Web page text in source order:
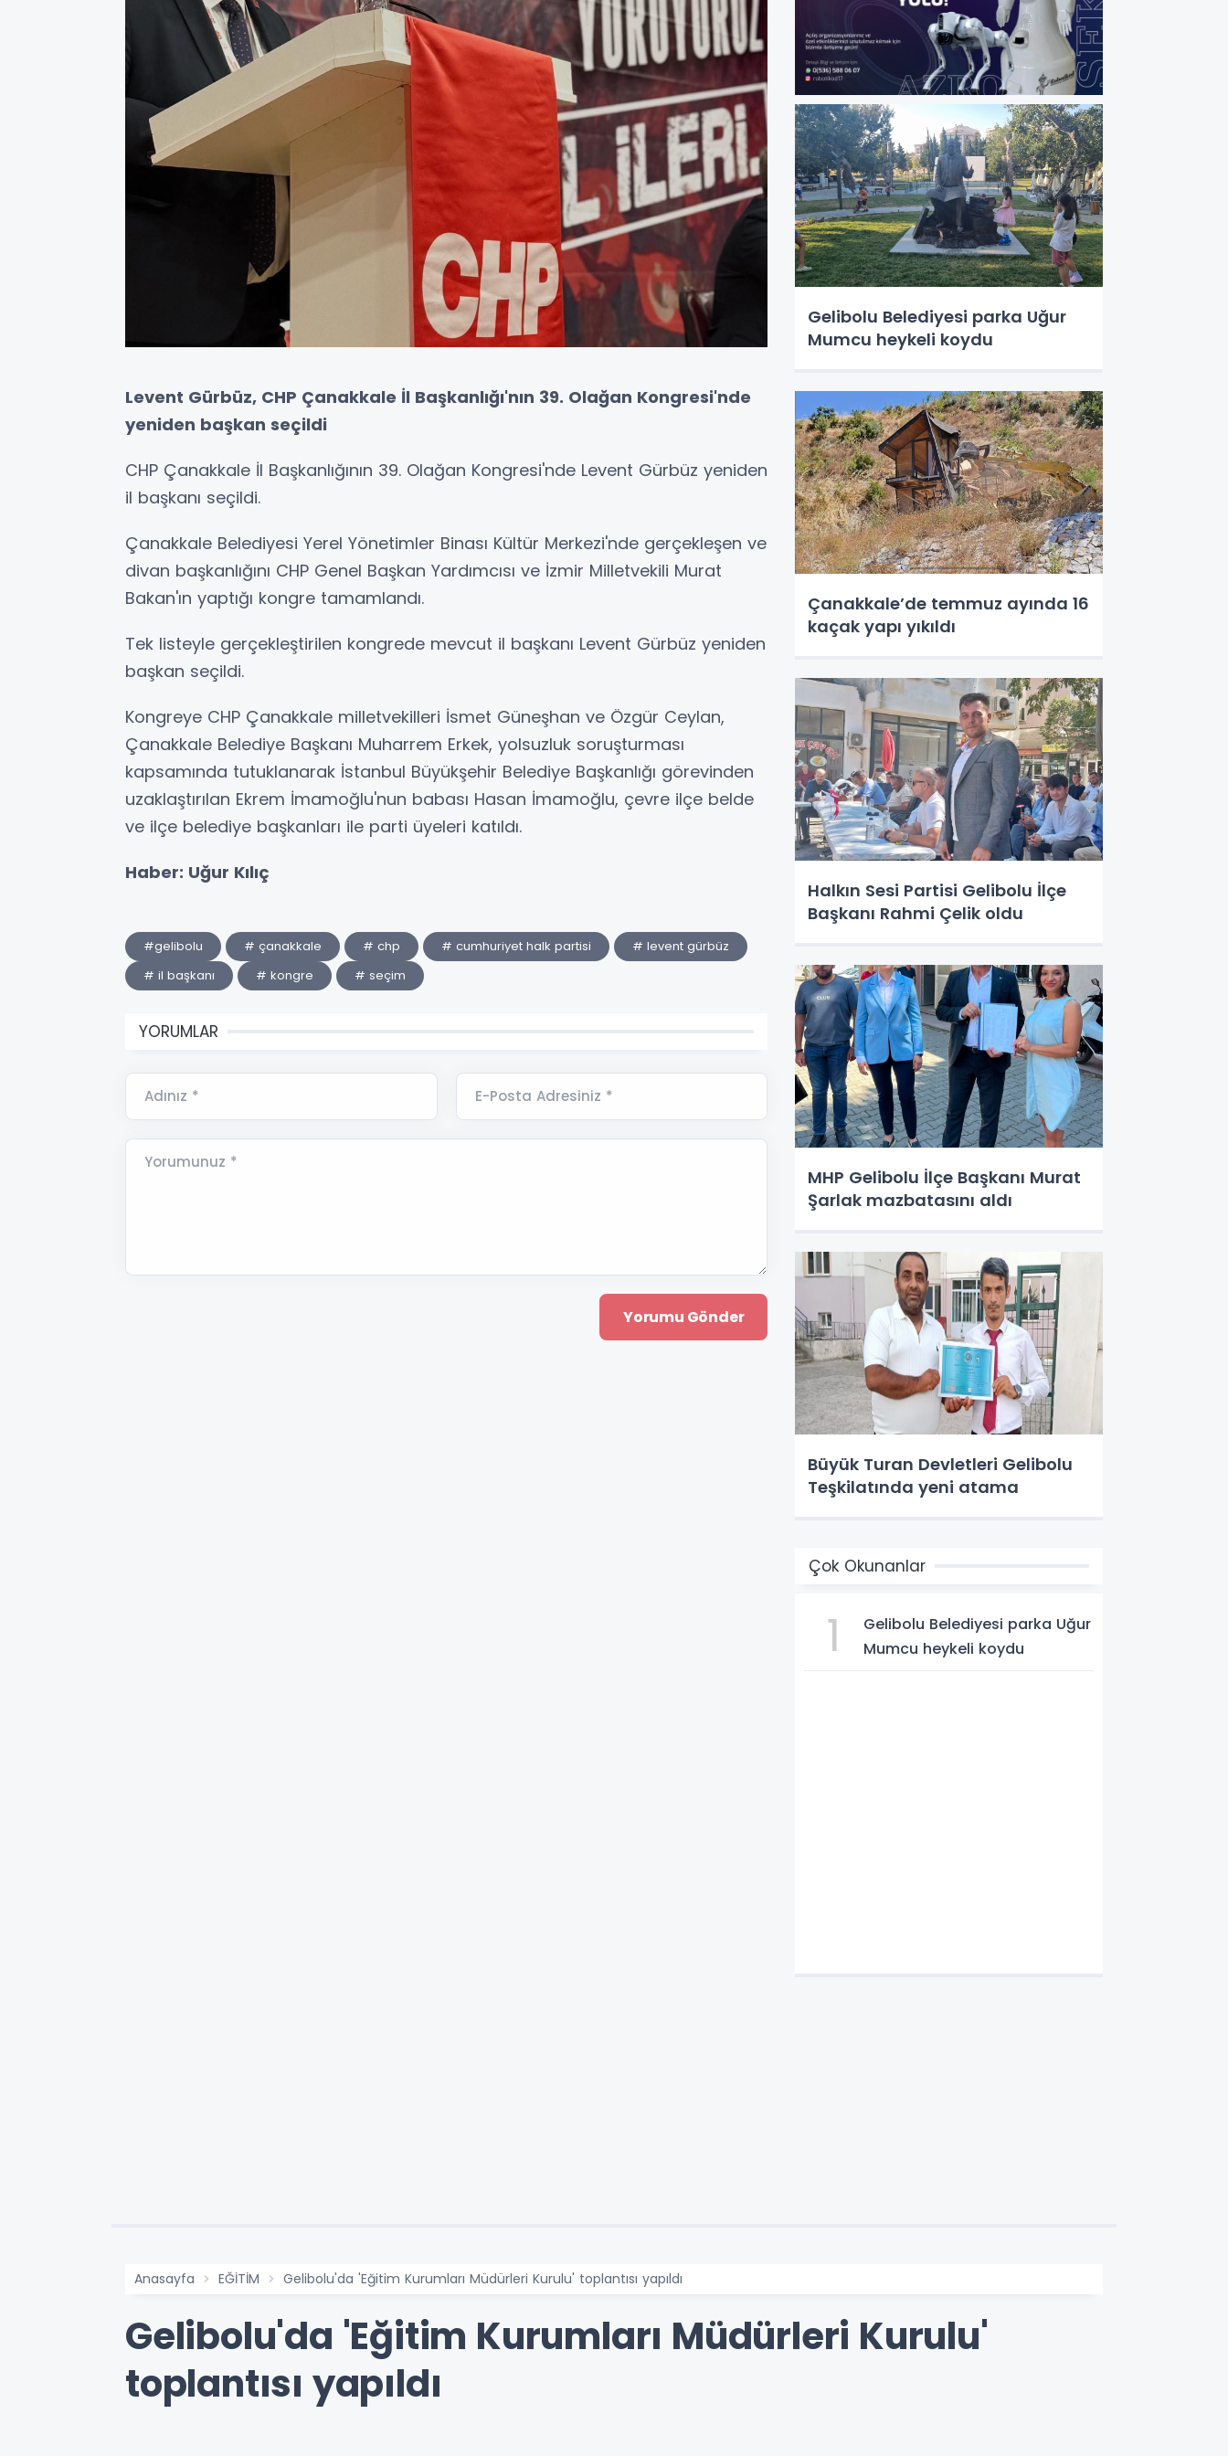
Levent Gürbüz, CHP Çanakkale İl Başkanlığı'nın 39. Olağan Kongresi'nde
yeniden başkan seçildi
CHP Çanakkale İl Başkanlığının 39. Olağan Kongresi'nde Levent Gürbüz yeniden
il başkanı seçildi.
Çanakkale Belediyesi Yerel Yönetimler Binası Kültür Merkezi'nde gerçekleşen ve
divan başkanlığını CHP Genel Başkan Yardımcısı ve İzmir Milletvekili Murat
Bakan'ın yaptığı kongre tamamlandı.
Tek listeyle gerçekleştirilen kongrede mevcut il başkanı Levent Gürbüz yeniden
başkan seçildi.
Kongreye CHP Çanakkale milletvekilleri İsmet Güneşhan ve Özgür Ceylan,
Çanakkale Belediye Başkanı Muharrem Erkek, yolsuzluk soruşturması
kapsamında tutuklanarak İstanbul Büyükşehir Belediye Başkanlığı görevinden
uzaklaştırılan Ekrem İmamoğlu'nun babası Hasan İmamoğlu, çevre ilçe belde
ve ilçe belediye başkanları ile parti üyeleri katıldı.
Haber: Uğur Kılıç
#gelibolu # çanakkale # chp # cumhuriyet halk partisi
# levent gürbüz
# il başkanı
# kongre # seçim
YORUMLAR
Adınız * E-Posta Adresiniz *
Yorumunuz *
Gelibolu Belediyesi parka Uğur
Mumcu heykeli koydu
Çanakkale’de temmuz ayında 16
kaçak yapı yıkıldı
Halkın Sesi Partisi Gelibolu İlçe
Başkanı Rahmi Çelik oldu
MHP Gelibolu İlçe Başkanı Murat
Şarlak mazbatasını aldı
Büyük Turan Devletleri Gelibolu
Teşkilatında yeni atama
Çok Okunanlar
1
Gelibolu Belediyesi parka Uğur
Mumcu heykeli koydu
Anasayfa EĞİTİM Gelibolu'da 'Eğitim Kurumları Müdürleri Kurulu' toplantısı yapıldı
Gelibolu'da 'Eğitim Kurumları Müdürleri Kurulu'
toplantısı yapıldı